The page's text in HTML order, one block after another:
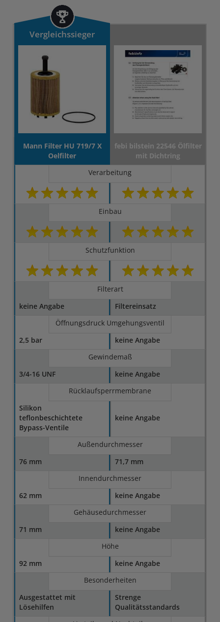
Vergleichssieger
Mann Filter HU 719/7 X
Oelfilter
febi bilstein 22546 Ölfilter
mit Dichtring
Verarbeitung
Einbau
Schutzfunktion
Filterart
keine Angabe
Filtereinsatz
Öffnungsdruck Umgehungsventil
2,5 bar
keine Angabe
Gewindemaß
3/4-16 UNF
keine Angabe
Rücklaufsperrmembrane
Silikon
teflonbeschichtete
Bypass-Ventile
keine Angabe
Außendurchmesser
76 mm
71,7 mm
Innendurchmesser
62 mm
keine Angabe
Gehäusedurchmesser
71 mm
keine Angabe
Höhe
92 mm
keine Angabe
Besonderheiten
Ausgestattet mit
Lösehilfen
Strenge
Qualitätsstandards